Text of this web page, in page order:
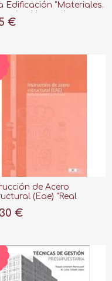
Edificación "Materiales.
€
de Acero
(Eae) "Real
€